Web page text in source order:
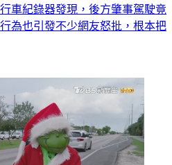
車紀錄器發現，後方肇事駕駛竟
為也引發不少網友怒批，根本把